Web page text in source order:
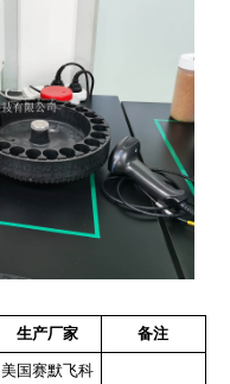
生产厂家 备注
美国赛默飞科